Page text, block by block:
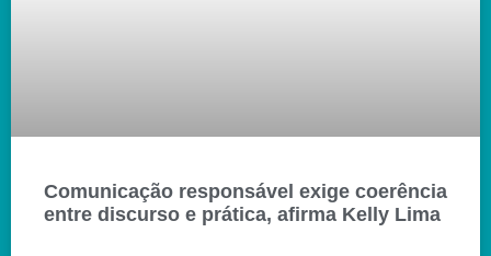
Comunicação responsável exige coerência
entre discurso e prática, afirma Kelly Lima